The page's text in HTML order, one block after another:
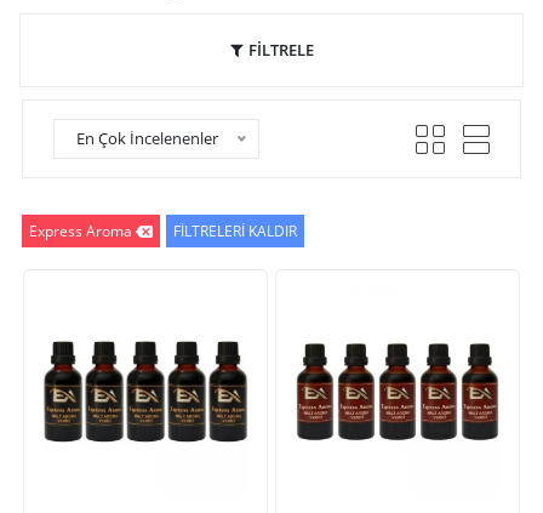
FİLTRELE
En Çok İncelenenler
Express Aroma FİLTRELERİ KALDIR